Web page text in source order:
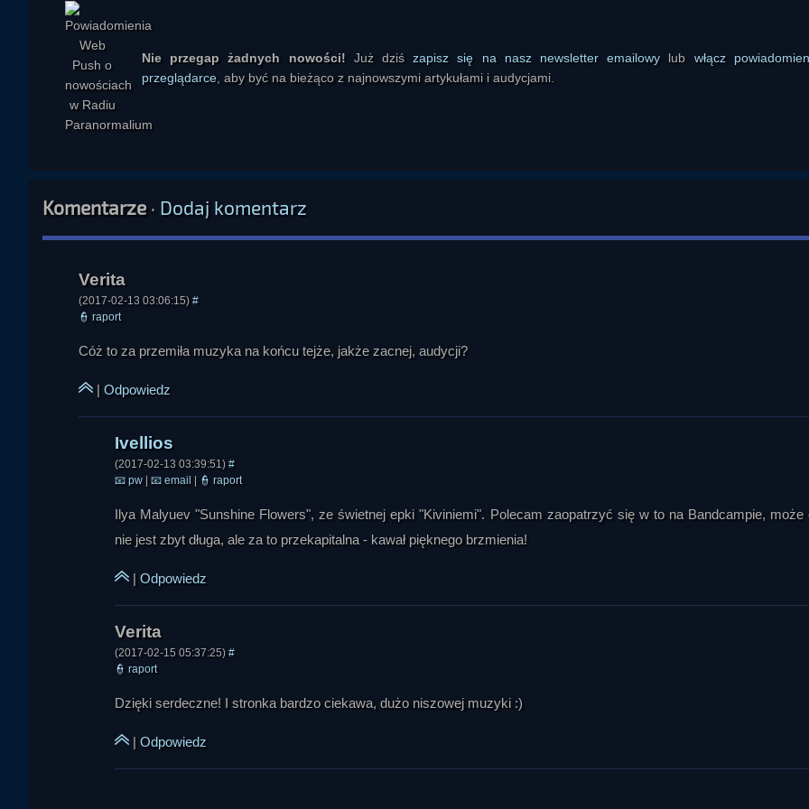
obowiązku, ale jednocześnie zaznaczano, że nie należy tego upraszczać ani sprowadzać do stereotypu „narodu
firmą i mistrzem, wynika z innego rozumienia lojalności i odpowiedzialności niż w kulturze zachodniej.
między wiedzą, wiarą i zaufaniem do autorytetów w nauce. Dla zobrazowania mechanizmu przywołano historię astronomii:
Ptolemeusza, który przez wieki wydawał się prawdziwy i praktycznie użyteczny, ponieważ pozwalał obliczać zjawiska niebieskie;
wreszcie Galileusza, który podważył przyjęty model. Zestawienie miało pokazać, że także nauka posługuje się historycznie
obrazami rzeczywistości, które przez długi czas uchodzą za oczywiste, choć później okazują się tylko użytecznymi modelami.
opisują pełnej rzeczywistości mikro- i makroświata. W rozmowie pojawił się motyw falowo-korpuskularnej natury światła oraz
naukowych działa skutecznie, ale wymaga od nas przyjęcia pewnych założeń na wiarę. Rozmówcy podkreślali, że nie chodzi o
W tym kontekście krytykowano też zjawisko „baniek informacyjnych”, zamykania się ludzi w grupach, które wzajemnie potwierdzają
przekonania, a nie prowadzą realnej dyskusji. Zanik debaty, zarówno naukowej, jak i politycznej, uznano za szczególnie
krytyki. Rozmówcy odwoływali się do Kartezjusza, Locke’a, Kanta i Anzelma z Canterbury, pokazując, że również filozofia, choć
uchodzi za bardziej refleksyjną, nie uwalnia człowieka od odwołań do Boga, założeń czy przyjętych systemów przekonań.
Omawiając relację między nauką i wiarą, podkreślono, że dla większości ludzi wiedza o świecie pochodzi z drugiej ręki: z
archeologia, mogą być wartościowe nie tyle dlatego, że na pewno mówią prawdę, ile dlatego, że zmuszają do zadawania pytań i
nowych perspektyw. Spór o piramidy, historię ludzkości czy granice wiedzy miał ilustrować szerszą potrzebę otwartości na polemikę.
można wnioskować, jak mogliby zachowywać się kosmici. Odpowiedź była ostrożna: Japonia może być intelektualnym
dotyczył honoru i rzekomego „braku honoru” w przypadku szybkiej zmiany stron czy panów. W odpowiedzi zaznaczono, że w
rozumieniu honor jest związany z obowiązkiem i poczuciem zobowiązania wobec pana, rodziny i wspólnoty, a nie z prostą
Nie przegap żadnych nowości! Już dziśzapisz się na nasz newsletter emailowy lub włącz
przeglądarce , aby być na bieżąco z najnowszymi artykułami i audycjami.
Komentarze· Dodaj komentarz
(2017-02-13 03:06:15) #
👮 raport
Cóż to za przemiła muzyka na końcu tejże, jakże zacnej, audycji?
| Odpowiedz
Ivellios
(2017-02-13 03:39:51) #
📧 pw 📧 email 👮 raport
Ilya Malyuev "Sunshine Flowers", ze świetnej epki "Kiviniemi". Polecam zaopatrzyć się w to na Bandcampie, może
nie jest zbyt długa, ale za to przekapitalna - kawał pięknego brzmienia!
| Odpowiedz
(2017-02-15 05:37:25) #
👮 raport
Dzięki serdeczne! I stronka bardzo ciekawa, dużo niszowej muzyki :)
| Odpowiedz